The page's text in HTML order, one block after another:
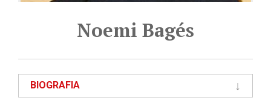
Noemi Bagés
BIOGRAFIA